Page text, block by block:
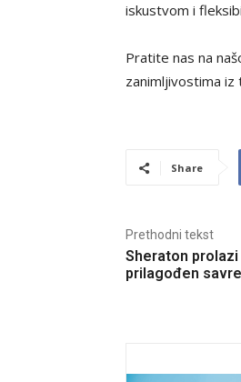
iskustvom i
Pratite nas na
zanimljivostima
Share
Prethodni tekst
Sheraton
prilagođen